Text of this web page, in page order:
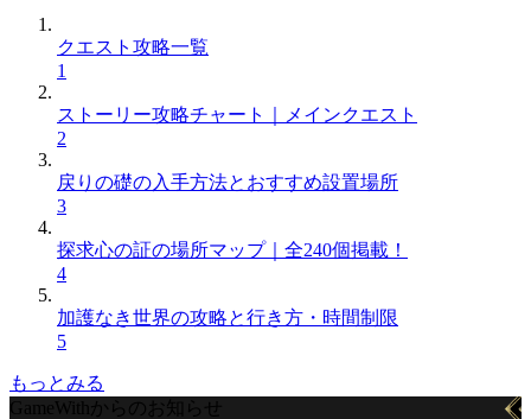
クエスト攻略一覧
1
ストーリー攻略チャート｜メインクエスト
2
戻りの礎の入手方法とおすすめ設置場所
3
探求心の証の場所マップ｜全240個掲載！
4
加護なき世界の攻略と行き方・時間制限
5
もっとみる
GameWithからのお知らせ